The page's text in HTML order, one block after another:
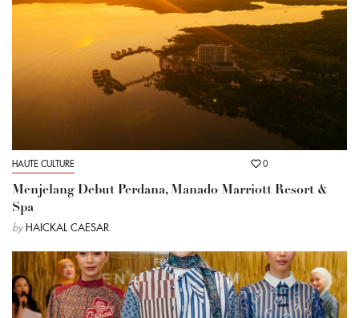
HAUTE CULTURE 0
Menjelang Debut Perdana, Manado Marriott Resort &
Spa
by HAICKAL CAESAR